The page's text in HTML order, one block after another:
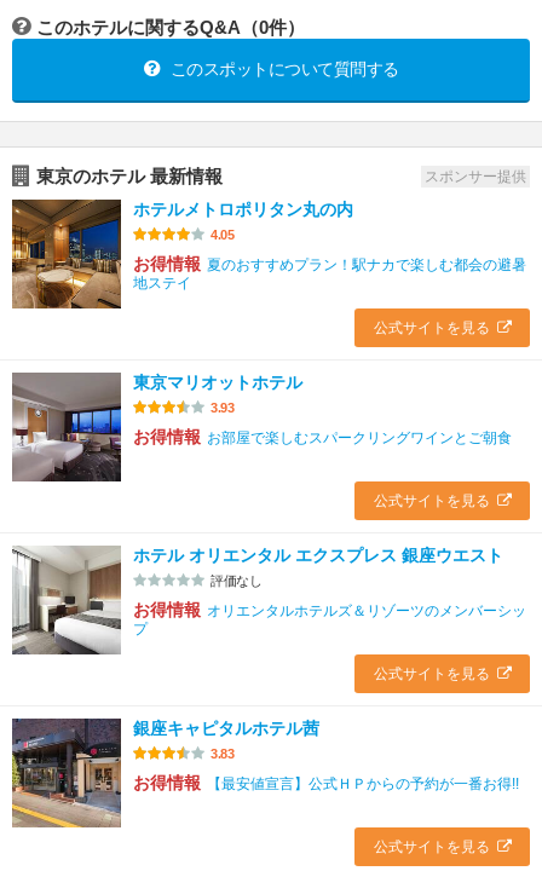
このホテルに関するQ&A（0件）
このスポットについて質問する
東京のホテル 最新情報 スポンサー提供
ホテルメトロポリタン丸の内
4.05
お得情報 夏のおすすめプラン！駅ナカで楽しむ都会の避暑
地ステイ
公式サイトを見る
東京マリオットホテル
3.93
お得情報 お部屋で楽しむスパークリングワインとご朝食
公式サイトを見る
ホテル オリエンタル エクスプレス 銀座ウエスト
評価なし
お得情報 オリエンタルホテルズ＆リゾーツのメンバーシッ
プ
公式サイトを見る
銀座キャピタルホテル茜
3.83
お得情報 【最安値宣言】公式ＨＰからの予約が一番お得!!
公式サイトを見る